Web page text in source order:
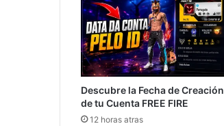
Descubre la Fecha de Creación
de tu Cuenta FREE FIRE
12 horas atras